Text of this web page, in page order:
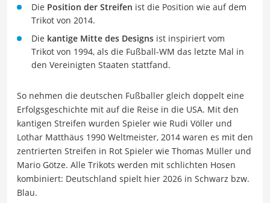
Die Position der Streifen ist die Position wie auf dem
Trikot von 2014.
Die kantige Mitte des Designs ist inspiriert vom
Trikot von 1994, als die Fußball-WM das letzte Mal in
den Vereinigten Staaten stattfand.
So nehmen die deutschen Fußballer gleich doppelt eine
Erfolgsgeschichte mit auf die Reise in die USA. Mit den
kantigen Streifen wurden Spieler wie Rudi Völler und
Lothar Matthäus 1990 Weltmeister, 2014 waren es mit den
zentrierten Streifen in Rot Spieler wie Thomas Müller und
Mario Götze. Alle Trikots werden mit schlichten Hosen
kombiniert: Deutschland spielt hier 2026 in Schwarz bzw.
Blau.